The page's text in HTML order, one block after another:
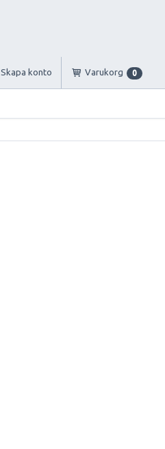
Skapa konto Varukorg 0